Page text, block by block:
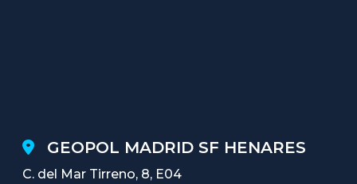
GEOPOL MADRID SF HENARES
C. del Mar Tirreno, 8, E04